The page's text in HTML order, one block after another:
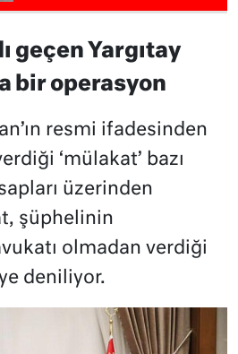
geçen Yargıtay
bir operasyon
resmi ifadesinden
‘mülakat’ bazı
üzerinden
şüphelinin
olmadan verdiği
deniliyor.